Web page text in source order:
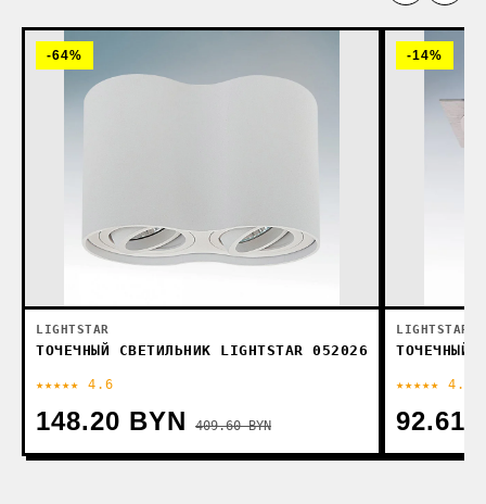
-64%
LIGHTSTAR
ТОЧЕЧНЫЙ СВЕТИЛЬНИК LIGHTSTAR 052026
★★★★★ 4.6
148.20 BYN 409.60 BYN
-14%
LIGHTSTAR
ТОЧЕЧНЫЙ
★★★★★ 4.9
92.61